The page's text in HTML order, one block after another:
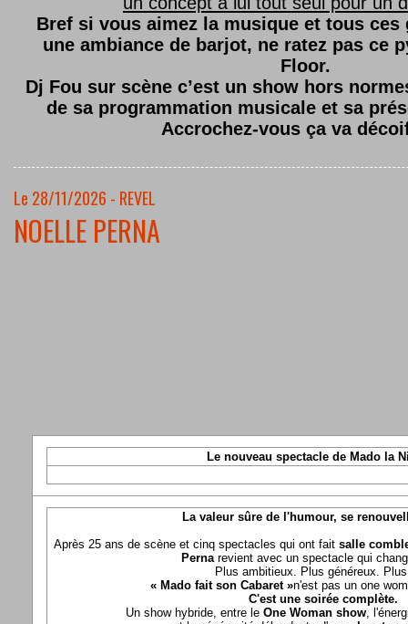
Bref si vous aimez la musique et tous ces
une ambiance de barjot, ne ratez pas ce
Floor.
Dj Fou sur scène c’est un show hors
de sa programmation musicale et sa
Accrochez-vous ça va
Le 28/11/2026 - REVEL
NOELLE PERNA
Le nouveau spectacle de Mado la
La valeur sûre de l'humour, se
Après 25 ans de scène et cinq spectacles qui ont fait salle
Pernarevient avec un spectacle qui
Plus ambitieux. Plus généreux.
« Mado fait son Cabaret »n'est pas un one
C'est une soirée complète.
Un show hybride, entre le One Woman show,